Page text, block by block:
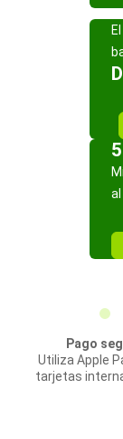
5
al
Pago
Utiliza Apple
tarjetas